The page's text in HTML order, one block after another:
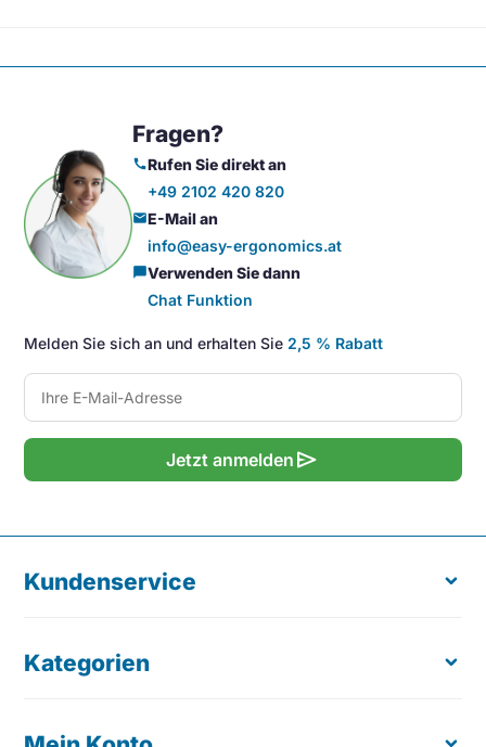
Fragen?
callRufen Sie direkt an
+49 2102 420 820
mailE-Mail an
info@easy-ergonomics.at
chat_bubbleVerwenden Sie dann
Chat Funktion
Melden Sie sich an und erhalten Sie 2,5 % Rabatt
Jetzt anmelden send
Kundenservice
Über uns
Bestellung retournieren
Kategorien